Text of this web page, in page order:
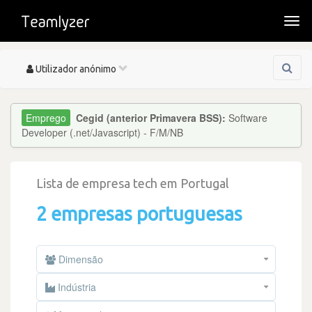
Toggle
Utilizador anónimo
Cegid (anterior Primavera BSS): Software
Developer (.net/Javascript) - F/M/NB
Lista de empresa tech em Portugal
2 empresas portuguesas
Dimensão
Indústria